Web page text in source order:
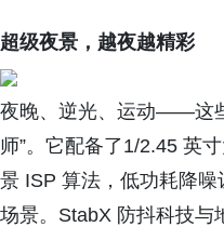
超级夜景，越夜越精彩
夜晚、逆光、运动——这
师”。它配备了1/2.45 英
景 ISP 算法，低功耗降
场景。StabX 防抖科技与